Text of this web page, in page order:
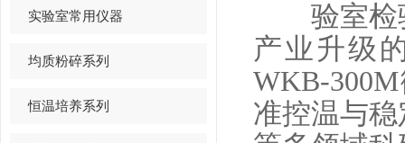
实验室常用仪器
均质粉碎系列
恒温培养系列
验室
产业升级
WKB-
准控温与